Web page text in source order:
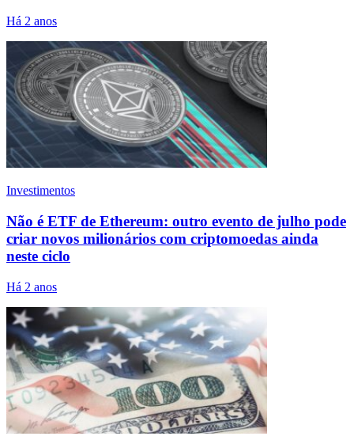
Há 2 anos
Investimentos
Não é ETF de Ethereum: outro evento de julho pode
criar novos milionários com criptomoedas ainda
neste ciclo
Há 2 anos